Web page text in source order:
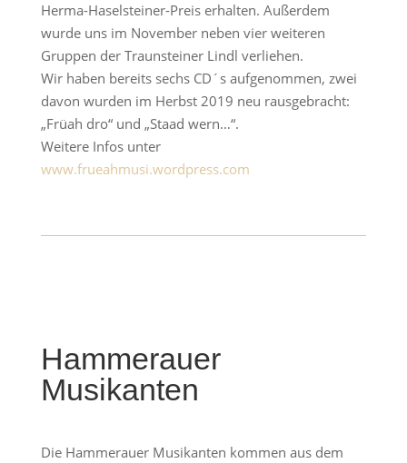
Herma-Haselsteiner-Preis erhalten. Außerdem
wurde uns im November neben vier weiteren
Gruppen der Traunsteiner Lindl verliehen.
Wir haben bereits sechs CD´s aufgenommen, zwei
davon wurden im Herbst 2019 neu rausgebracht:
„Früah dro“ und „Staad wern…“.
Weitere Infos unter
www.frueahmusi.wordpress.com
Hammerauer
Musikanten
Die Hammerauer Musikanten kommen aus dem